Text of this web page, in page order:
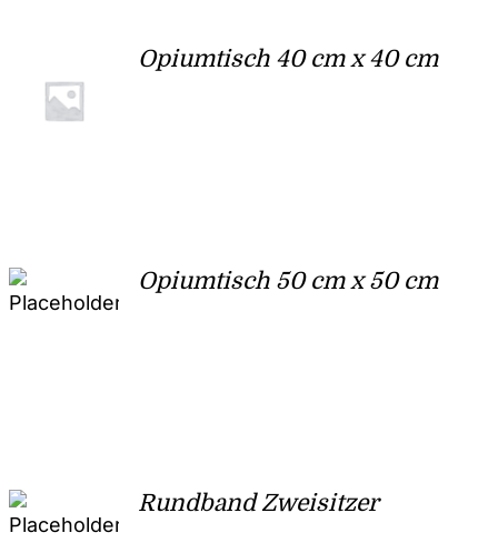
Opiumtisch 40 cm x 40 cm
Opiumtisch 50 cm x 50 cm
Rundband Zweisitzer